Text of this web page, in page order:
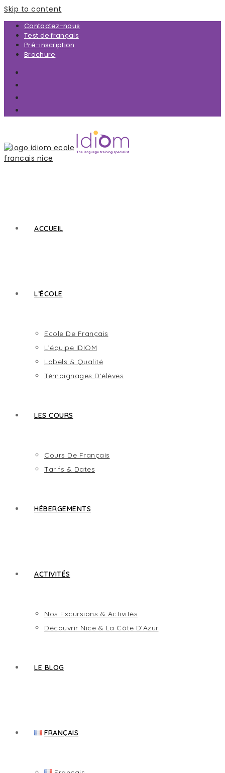
Skip to content
Contactez-nous
Test de français
Pré-inscription
Brochure
ACCUEIL
L’ÉCOLE
Ecole De Français
L’équipe IDIOM
Labels & Qualité
Témoignages D’élèves
LES COURS
Cours De Français
Tarifs & Dates
HÉBERGEMENTS
ACTIVITÉS
Nos Excursions & Activités
Découvrir Nice & La Côte D’Azur
LE BLOG
FRANÇAIS